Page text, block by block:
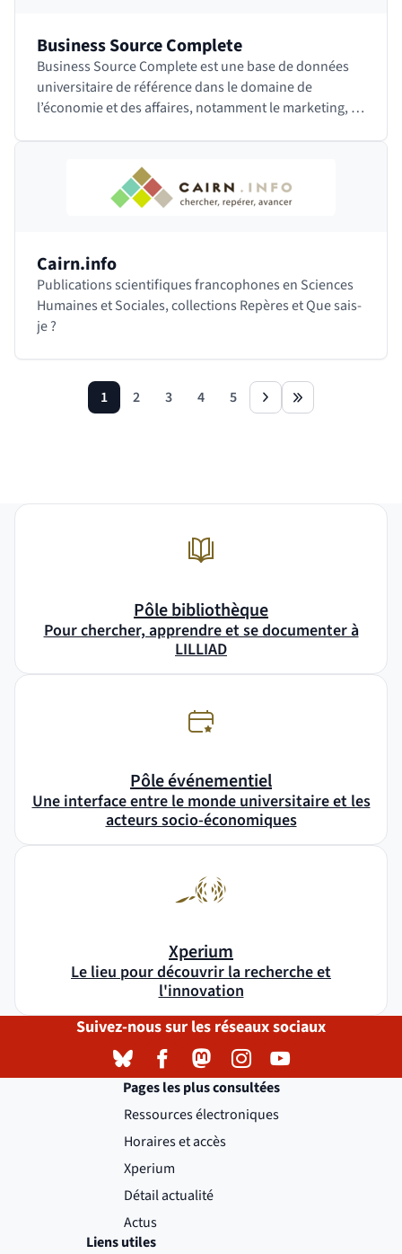
Business Source Complete
Business Source Complete est une base de données
universitaire de référence dans le domaine de
l’économie et des affaires, notamment le marketing, le
Cairn.info
Publications scientifiques francophones en Sciences
Humaines et Sociales, collections Repères et Que sais-
je ?
page
1 page
2 page
3 page
4 page
5 next last
Pôle bibliothèque
Pour chercher, apprendre et se documenter à
LILLIAD
Pôle événementiel
Une interface entre le monde universitaire et les
acteurs socio-économiques
Xperium
Le lieu pour découvrir la recherche et
l'innovation
Suivez-nous sur les réseaux sociaux
Bluesky
( )
(nouvelle fenêtre)
Facebook
( )
(nouvelle fenêtre)
Mastodon
( )
(nouvelle fenêtre)
Instagram
( )
(nouvelle fenêtre)
YouTube
( )
(nouvelle fenêtre)
Pages les plus consultées
Ressources électroniques
Horaires et accès
Xperium
Détail actualité
Actus
Liens utiles